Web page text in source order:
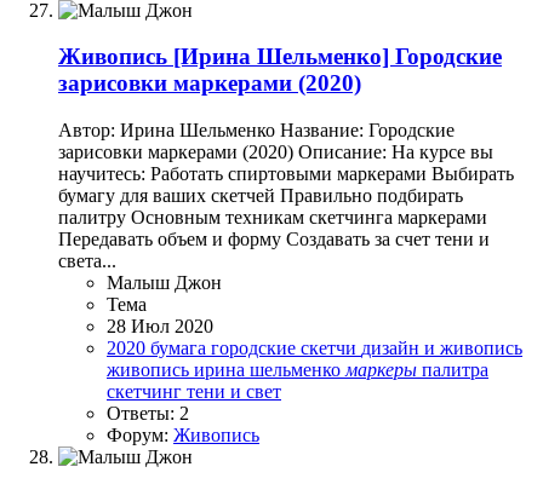
Живопись [Ирина Шельменко] Городские
зарисовки маркерами (2020)
Автор: Ирина Шельменко Название: Городские
зарисовки маркерами (2020) Описание: На курсе вы
научитесь: Работать спиртовыми маркерами Выбирать
бумагу для ваших скетчей Правильно подбирать
палитру Основным техникам скетчинга маркерами
Передавать объем и форму Создавать за счет тени и
света...
Малыш Джон
Тема
28 Июл 2020
2020 бумага городские скетчи дизайн и живопись
живопись ирина шельменко маркеры палитра
скетчинг тени и свет
Ответы: 2
Форум: Живопись